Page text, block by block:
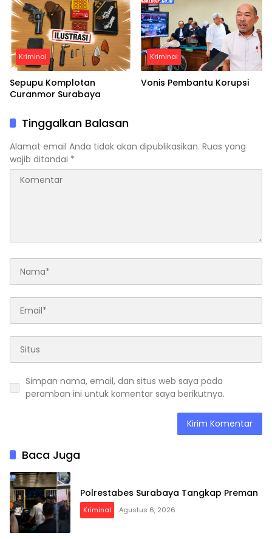
Kriminal
Sepupu Komplotan
Curanmor Surabaya
Kriminal
Vonis Pembantu Korupsi
Tinggalkan Balasan
Alamat email Anda tidak akan dipublikasikan. Ruas yang
wajib ditandai *
Simpan nama, email, dan situs web saya pada
peramban ini untuk komentar saya berikutnya.
Baca Juga
Polrestabes Surabaya Tangkap Preman
Kriminal Agustus 6, 2026